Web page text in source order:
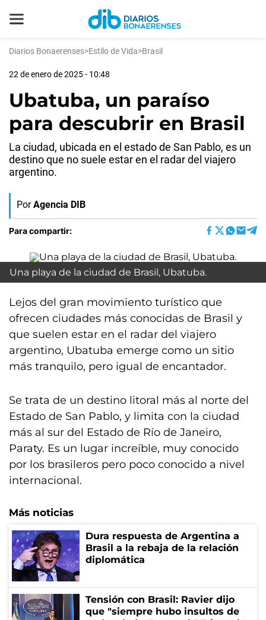
Diarios Bonaerenses>Estilo de Vida>Brasil
22 de enero de 2025 - 10:48
Ubatuba, un paraíso
para descubrir en Brasil
La ciudad, ubicada en el estado de San Pablo, es un
destino que no suele estar en el radar del viajero
argentino.
Por Agencia DIB
Para compartir:
Una playa de la ciudad de Brasil, Ubatuba.
Lejos del gran movimiento turístico que
ofrecen ciudades más conocidas de Brasil y
que suelen estar en el radar del viajero
argentino, Ubatuba emerge como un sitio
más tranquilo, pero igual de encantador.
Se trata de un destino litoral más al norte del
Estado de San Pablo, y limita con la ciudad
más al sur del Estado de Río de Janeiro,
Paraty. Es un lugar increíble, muy conocido
por los brasileros pero poco conocido a nivel
internacional.
Más noticias
Dura respuesta de Argentina a
Brasil a la rebaja de la relación
diplomática
Tensión con Brasil: Ravier dijo
que "siempre hubo insultos de